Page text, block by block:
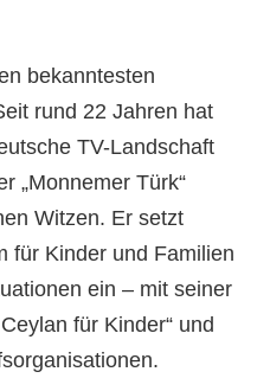
bekanntesten
rund 22 Jahren hat
TV-Landschaft
„Monnemer Türk“
Witzen. Er setzt
für Kinder und Familien
ein – mit seiner
für Kinder“ und